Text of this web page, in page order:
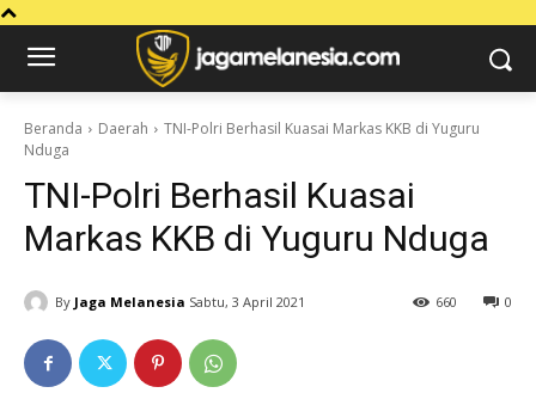
Beranda Daerah
TNI-Polri Berhasil Kuasai Markas KKB di Yuguru
Nduga
TNI-Polri Berhasil Kuasai
Markas KKB di Yuguru Nduga
By Jaga Melanesia Sabtu, 3 April 2021 0
660